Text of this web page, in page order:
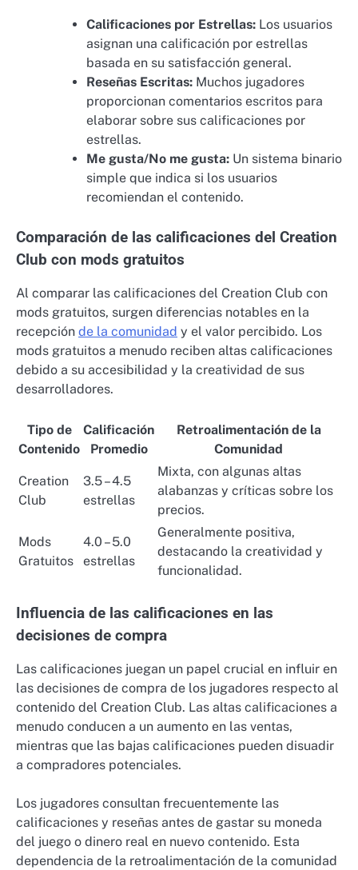
Calificaciones por Estrellas: Los usuarios
asignan una calificación por estrellas
basada en su satisfacción general.
Reseñas Escritas: Muchos jugadores
proporcionan comentarios escritos para
elaborar sobre sus calificaciones por
estrellas.
Me gusta/No me gusta: Un sistema binario
simple que indica si los usuarios
recomiendan el contenido.
Comparación de las calificaciones del Creation
Club con mods gratuitos
Al comparar las calificaciones del Creation Club con
mods gratuitos, surgen diferencias notables en la
recepción de la comunidad y el valor percibido. Los
mods gratuitos a menudo reciben altas calificaciones
debido a su accesibilidad y la creatividad de sus
desarrolladores.
Tipo de
Contenido
Calificación
Promedio
Retroalimentación de la
Comunidad
Creation
Club
3.5 – 4.5
estrellas
Mixta, con algunas altas
alabanzas y críticas sobre los
precios.
Mods
Gratuitos
4.0 – 5.0
estrellas
Generalmente positiva,
destacando la creatividad y
funcionalidad.
Influencia de las calificaciones en las
decisiones de compra
Las calificaciones juegan un papel crucial en influir en
las decisiones de compra de los jugadores respecto al
contenido del Creation Club. Las altas calificaciones a
menudo conducen a un aumento en las ventas,
mientras que las bajas calificaciones pueden disuadir
a compradores potenciales.
Los jugadores consultan frecuentemente las
calificaciones y reseñas antes de gastar su moneda
del juego o dinero real en nuevo contenido. Esta
dependencia de la retroalimentación de la comunidad